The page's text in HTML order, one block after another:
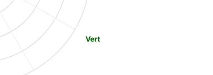
Vert